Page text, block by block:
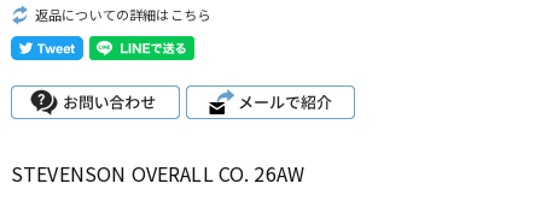
返品についての詳細はこちら
STEVENSON OVERALL CO. 26AW